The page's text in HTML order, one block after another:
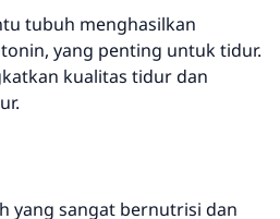
tubuh menghasilkan
yang penting untuk tidur.
kualitas tidur dan
yang sangat bernutrisi dan